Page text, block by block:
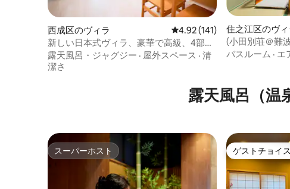
西成区のヴィラ レビュー141件、5つ星中
4.92 (141)
新しい日本式ヴィラ、豪華で高級、4部屋
1広間、15名様まで宿泊可能、空港から32
分、直通、難波から6分、駐車場あり、駅
露天風呂・ジャグジー · 屋外スペース · 清
潔さ
住之江区のヴィ
(小田別荘＠難
難波梅田関空
バスルーム · エ
露天風呂（温
スーパーホスト
スーパーホスト ゲストチョイス
ゲストチョイス